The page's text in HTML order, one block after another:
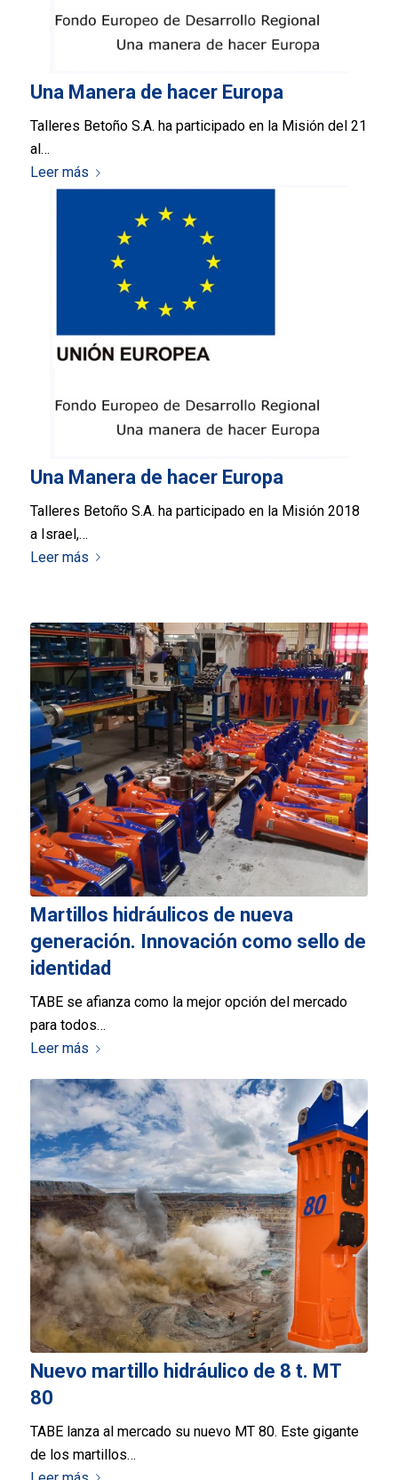
Una Manera de hacer Europa
Talleres Betoño S.A. ha participado en la Misión del 21
al…
Leer más
Una Manera de hacer Europa
Talleres Betoño S.A. ha participado en la Misión 2018
a Israel,…
Leer más
Martillos hidráulicos de nueva
generación. Innovación como sello de
identidad
TABE se afianza como la mejor opción del mercado
para todos…
Leer más
Nuevo martillo hidráulico de 8 t. MT
80
TABE lanza al mercado su nuevo MT 80. Este gigante
de los martillos…